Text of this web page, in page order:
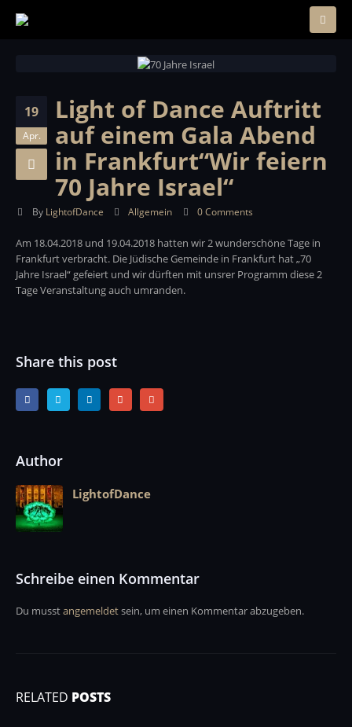
19
Apr.
Light of Dance Auftritt
auf einem Gala Abend
in Frankfurt“Wir feiern
70 Jahre Israel“
By LightofDance Allgemein 0 Comments
Am 18.04.2018 und 19.04.2018 hatten wir 2 wunderschöne Tage in
Frankfurt verbracht. Die Jüdische Gemeinde in Frankfurt hat „70
Jahre Israel“ gefeiert und wir dürften mit unsrer Programm diese 2
Tage Veranstaltung auch umranden.
Share this post
Author
LightofDance
Schreibe einen Kommentar
Du musstangemeldetsein, um einen Kommentar abzugeben.
RELATED POSTS